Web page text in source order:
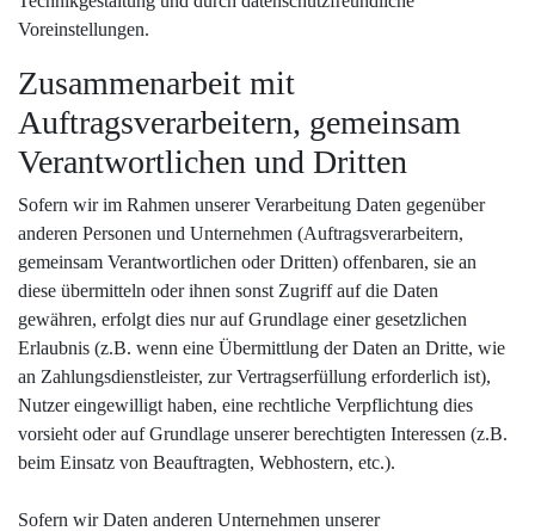
Voreinstellungen.
Zusammenarbeit mit
Auftragsverarbeitern, gemeinsam
Verantwortlichen und Dritten
Sofern wir im Rahmen unserer Verarbeitung Daten gegenüber
anderen Personen und Unternehmen (Auftragsverarbeitern,
gemeinsam Verantwortlichen oder Dritten) offenbaren, sie an
diese übermitteln oder ihnen sonst Zugriff auf die Daten
gewähren, erfolgt dies nur auf Grundlage einer gesetzlichen
Erlaubnis (z.B. wenn eine Übermittlung der Daten an Dritte, wie
an Zahlungsdienstleister, zur Vertragserfüllung erforderlich ist),
Nutzer eingewilligt haben, eine rechtliche Verpflichtung dies
vorsieht oder auf Grundlage unserer berechtigten Interessen (z.B.
beim Einsatz von Beauftragten, Webhostern, etc.).
Sofern wir Daten anderen Unternehmen unserer